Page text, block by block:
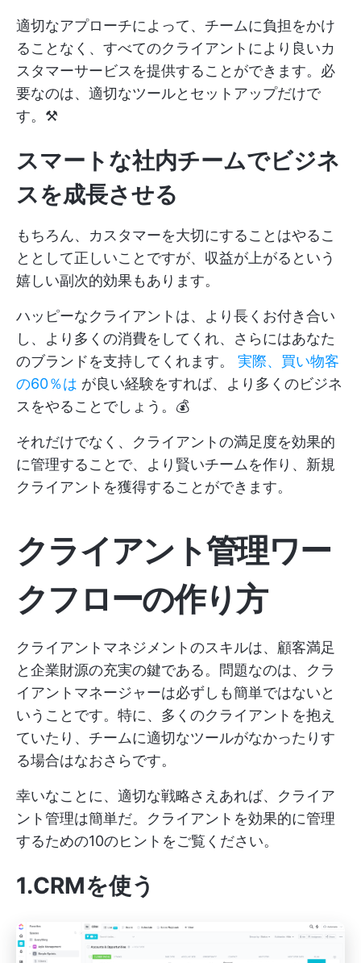
適切なアプローチによって、チームに負担をかけ
ることなく、すべてのクライアントにより良いカ
スタマーサービスを提供することができます。必
要なのは、適切なツールとセットアップだけで
す。⚒️
スマートな社内チームでビジネ
スを成長させる
もちろん、カスタマーを大切にすることはやるこ
ととして正しいことですが、収益が上がるという
嬉しい副次的効果もあります。
ハッピーなクライアントは、より長くお付き合い
し、より多くの消費をしてくれ、さらにはあなた
のブランドを支持してくれます。 実際、買い物客
の60％は が良い経験をすれば、より多くのビジネ
スをやることでしょう。💰
それだけでなく、クライアントの満足度を効果的
に管理することで、より賢いチームを作り、新規
クライアントを獲得することができます。
クライアント管理ワー
クフローの作り方
クライアントマネジメントのスキルは、顧客満足
と企業財源の充実の鍵である。問題なのは、クラ
イアントマネージャーは必ずしも簡単ではないと
いうことです。特に、多くのクライアントを抱え
ていたり、チームに適切なツールがなかったりす
る場合はなおさらです。
幸いなことに、適切な戦略さえあれば、クライア
ント管理は簡単だ。クライアントを効果的に管理
するための10のヒントをご覧ください。
1.CRMを使う